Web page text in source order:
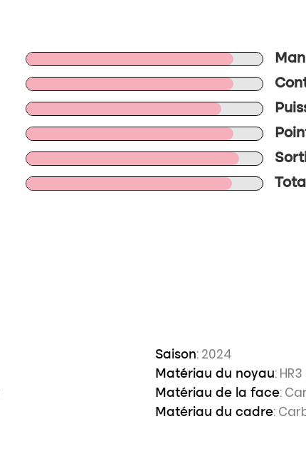
Saison: 2024
Matériau du noyau: HR3
Matériau de la face:
Matériau du cadre: